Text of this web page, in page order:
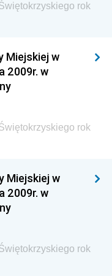
i Głównego
Kultury, Dziedzictwa
Funduszy i
Pracy i
Dziedzictwa
i Polityki
Straży
rok
Miejskiej w
2009r. w
rok
Miejskiej w
2009r. w
rok